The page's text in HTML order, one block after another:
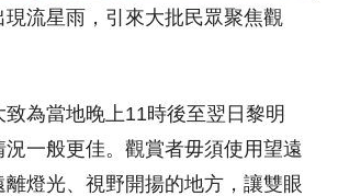
流星雨，引來大批民眾聚焦觀
為當地晚上11時後至翌日黎明
一般更佳。觀賞者毋須使用望遠
燈光、視野開揚的地方，讓雙眼